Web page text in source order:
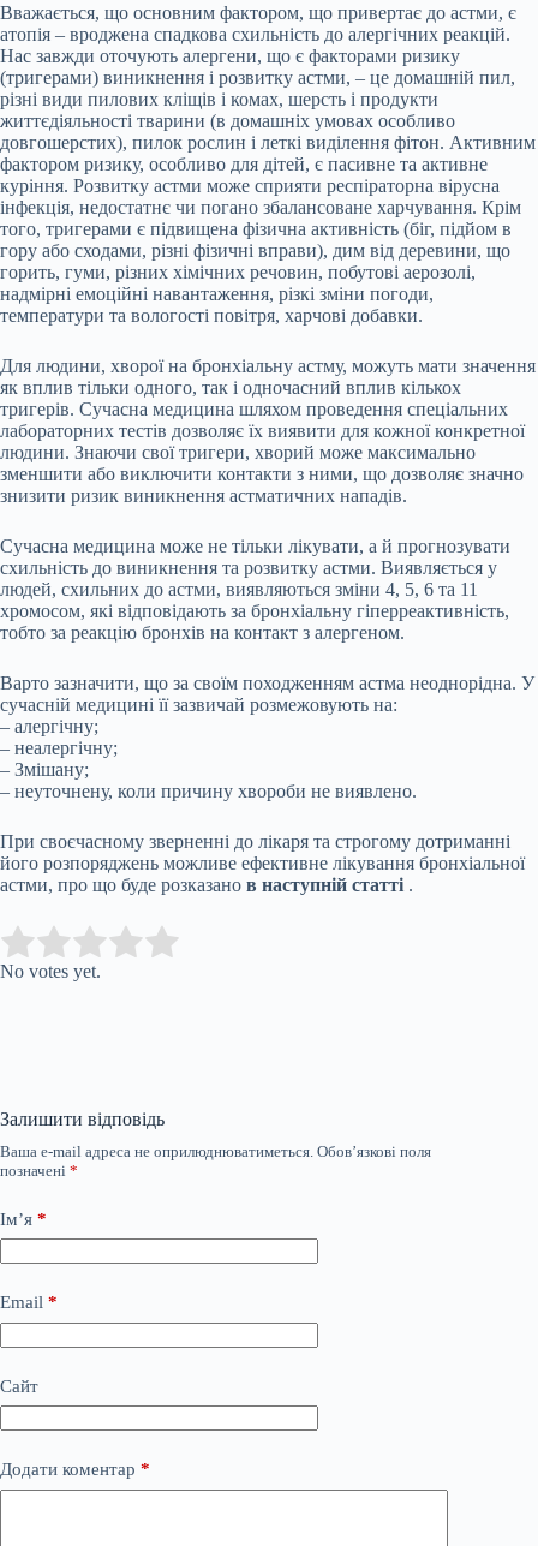
Вважається, що основним фактором, що привертає до астми, є
атопія – вроджена спадкова схильність до алергічних реакцій.
Нас завжди оточують алергени, що є факторами ризику
(тригерами) виникнення і розвитку астми, – це домашній пил,
різні види пилових кліщів і комах, шерсть і продукти
життєдіяльності тварини (в домашніх умовах особливо
довгошерстих), пилок рослин і леткі виділення фітон. Активним
фактором ризику, особливо для дітей, є пасивне та активне
куріння. Розвитку астми може сприяти респіраторна вірусна
інфекція, недостатнє чи погано збалансоване харчування. Крім
того, тригерами є підвищена фізична активність (біг, підйом в
гору або сходами, різні фізичні вправи), дим від деревини, що
горить, гуми, різних хімічних речовин, побутові аерозолі,
надмірні емоційні навантаження, різкі зміни погоди,
температури та вологості повітря, харчові добавки.
Для людини, хворої на бронхіальну астму, можуть мати значення
як вплив тільки одного, так і одночасний вплив кількох
тригерів. Сучасна медицина шляхом проведення спеціальних
лабораторних тестів дозволяє їх виявити для кожної конкретної
людини. Знаючи свої тригери, хворий може максимально
зменшити або виключити контакти з ними, що дозволяє значно
знизити ризик виникнення астматичних нападів.
Сучасна медицина може не тільки лікувати, а й прогнозувати
схильність до виникнення та розвитку астми. Виявляється у
людей, схильних до астми, виявляються зміни 4, 5, 6 та 11
хромосом, які відповідають за бронхіальну гіперреактивність,
тобто за реакцію бронхів на контакт з алергеном.
Варто зазначити, що за своїм походженням астма неоднорідна. У
сучасній медицині її зазвичай розмежовують на:
– алергічну;
– неалергічну;
– Змішану;
– неуточнену, коли причину хвороби не виявлено.
При своєчасному зверненні до лікаря та строгому дотриманні
його розпоряджень можливе ефективне лікування бронхіальної
астми, про що буде розказано в наступній статті .
Rate this item:
No votes yet.
Залишити відповідь
Ваша e-mail адреса не оприлюднюватиметься. Обов’язкові поля
позначені *
Ім’я *
Email *
Сайт
Додати коментар *